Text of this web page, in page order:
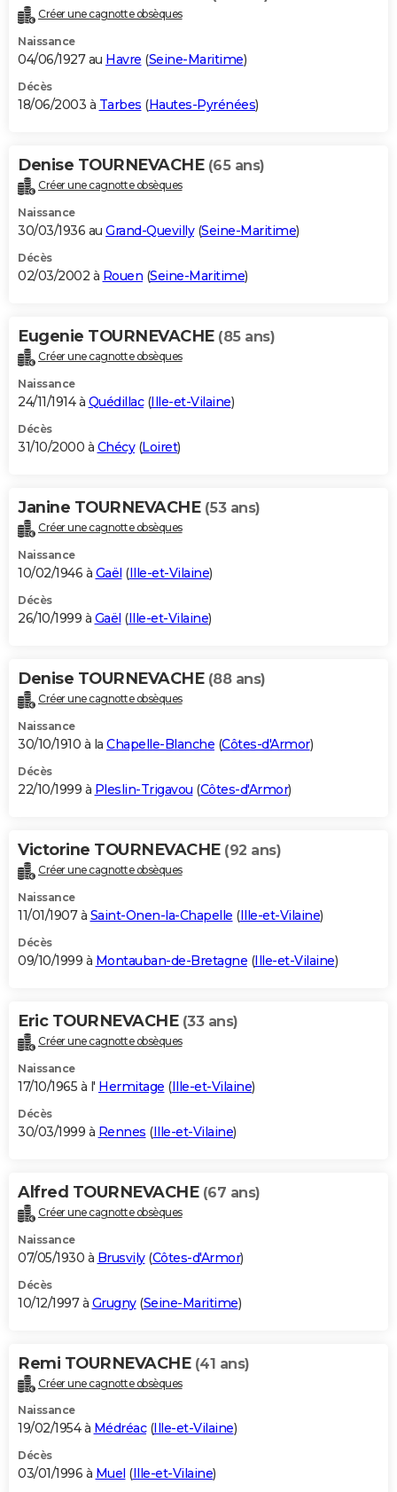
Créer une cagnotte obsèques
Naissance
04/06/1927 au Havre (Seine-Maritime)
Décès
18/06/2003 à Tarbes (Hautes-Pyrénées)
Denise TOURNEVACHE (65 ans)
Créer une cagnotte obsèques
Naissance
30/03/1936 au Grand-Quevilly(Seine-Maritime)
Décès
02/03/2002 à Rouen (Seine-Maritime)
Eugenie TOURNEVACHE (85 ans)
Créer une cagnotte obsèques
Naissance
24/11/1914 à Quédillac(Ille-et-Vilaine)
Décès
31/10/2000 à Chécy(Loiret)
Janine TOURNEVACHE (53 ans)
Créer une cagnotte obsèques
Naissance
10/02/1946 à Gaël (Ille-et-Vilaine)
Décès
26/10/1999 à Gaël (Ille-et-Vilaine)
Denise TOURNEVACHE (88 ans)
Créer une cagnotte obsèques
Naissance
30/10/1910 à la Chapelle-Blanche (Côtes-d'Armor)
Décès
22/10/1999 à Pleslin-Trigavou (Côtes-d'Armor)
Victorine TOURNEVACHE (92 ans)
Créer une cagnotte obsèques
Naissance
11/01/1907 à Saint-Onen-la-Chapelle (Ille-et-Vilaine)
Décès
09/10/1999 à Montauban-de-Bretagne (Ille-et-Vilaine)
Eric TOURNEVACHE (33 ans)
Créer une cagnotte obsèques
Naissance
17/10/1965 à l' Hermitage (Ille-et-Vilaine)
Décès
30/03/1999 à Rennes (Ille-et-Vilaine)
Alfred TOURNEVACHE (67 ans)
Créer une cagnotte obsèques
Naissance
07/05/1930 à Brusvily(Côtes-d'Armor)
Décès
10/12/1997 à Grugny(Seine-Maritime)
Remi TOURNEVACHE (41 ans)
Créer une cagnotte obsèques
Naissance
19/02/1954 à Médréac(Ille-et-Vilaine)
Décès
03/01/1996 à Muel (Ille-et-Vilaine)